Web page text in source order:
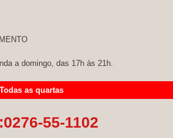
a domingo, das 17h às 21h.
as quartas
55-1102